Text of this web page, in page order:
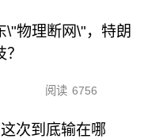
\"物理断网\"，特朗
阅读 6756
次到底输在哪